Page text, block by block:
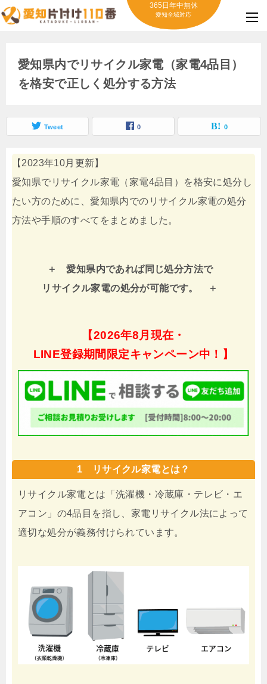
365日年中無休
愛知全域対応
愛知県内でリサイクル家電（家電4品目）
を格安で正しく処分する方法
Tweet 0 0
【2023年10月更新】
愛知県でリサイクル家電（家電4品目）を格安に処分し
たい方のために、愛知県内でのリサイクル家電の処分
方法や手順のすべてをまとめました。
愛知県内であれば同じ処分方法で
リサイクル家電の処分が可能です。
【2026年8月現在・
LINE登録期間限定キャンペーン中！】
1 リサイクル家電とは？
リサイクル家電とは「洗濯機・冷蔵庫・テレビ・エ
アコン」の4品目を指し、家電リサイクル法によって
適切な処分が義務付けられています。